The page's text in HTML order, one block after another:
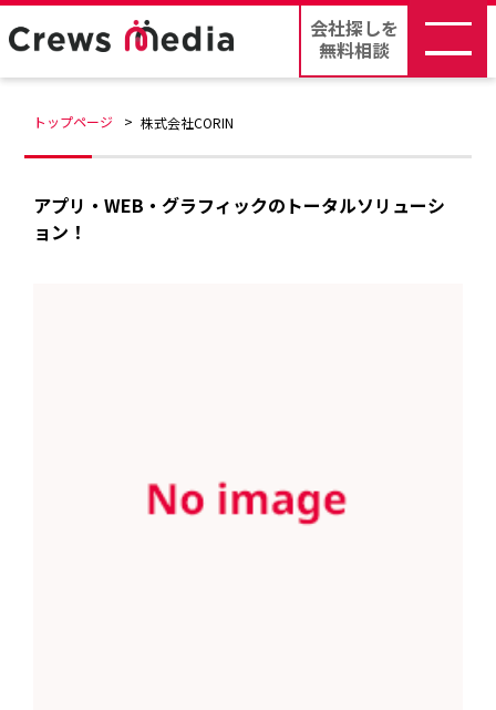
会社探しを
無料相談
トップページ 株式会社CORIN
アプリ・WEB・グラフィックのトータルソリューシ
ョン！